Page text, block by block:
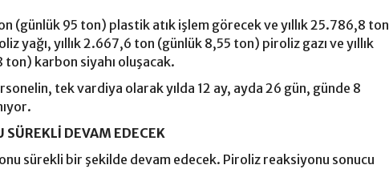
(günlük 95 ton) plastik atık işlem görecek ve yıllık 25.786,8 ton
yağı, yıllık 2.667,6 ton (günlük 8,55 ton) piroliz gazı ve yıllık
ton) karbon siyahı oluşacak.
tek vardiya olarak yılda 12 ay, ayda 26 gün, günde 8
SÜREKLİ DEVAM EDECEK
sürekli bir şekilde devam edecek. Piroliz reaksiyonu sonucu